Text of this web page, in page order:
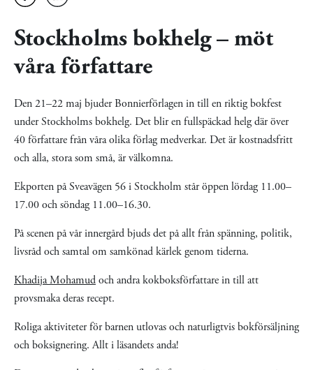
Stockholms bokhelg – möt
våra författare
Den 21–22 maj bjuder Bonnierförlagen in till en riktig bokfest
under Stockholms bokhelg. Det blir en fullspäckad helg där över
40 författare från våra olika förlag medverkar. Det är kostnadsfritt
och alla, stora som små, är välkomna.
Ekporten på Sveavägen 56 i Stockholm står öppen lördag 11.00–
17.00 och söndag 11.00–16.30.
På scenen på vår innergård bjuds det på allt från spänning, politik,
livsråd och samtal om samkönad kärlek genom tiderna.
Khadija Mohamudoch andra kokboksförfattare in till att
provsmaka deras recept.
Roliga aktiviteter för barnen utlovas och naturligtvis bokförsäljning
och boksignering. Allt i läsandets anda!